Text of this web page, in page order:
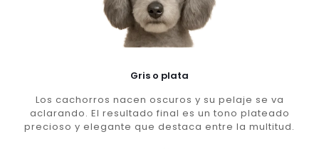
Gris o plata
Los cachorros nacen oscuros y su pelaje se va
aclarando. El resultado final es un tono plateado
precioso y elegante que destaca entre la multitud.